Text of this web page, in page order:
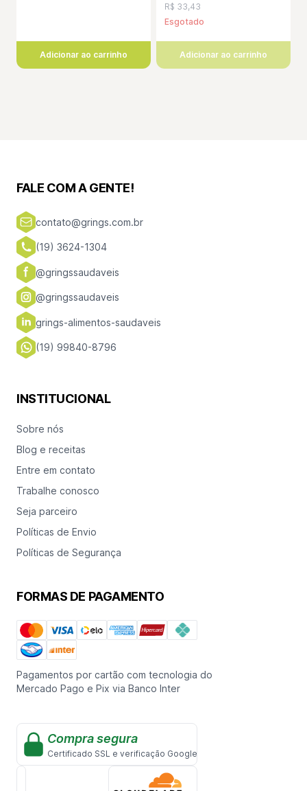
Adicionar ao carrinho
R$ 33,43
Esgotado
Adicionar ao carrinho
FALE COM A GENTE!
contato@grings.com.br
(19) 3624-1304
@gringssaudaveis
@gringssaudaveis
grings-alimentos-saudaveis
(19) 99840-8796
INSTITUCIONAL
Sobre nós
Blog e receitas
Entre em contato
Trabalhe conosco
Seja parceiro
Políticas de Envio
Políticas de Segurança
FORMAS DE PAGAMENTO
Pagamentos por cartão com tecnologia do
Mercado Pago e Pix via Banco Inter
Compra segura
Certificado SSL e verificação Google